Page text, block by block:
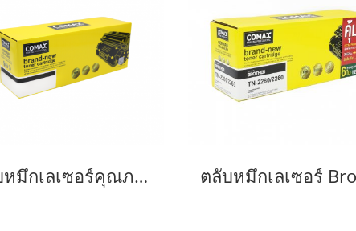
ตลับหมึกเลเซอร์คุณภาพสูงสำหรับ Brother รุ่น TN2360/TN2380